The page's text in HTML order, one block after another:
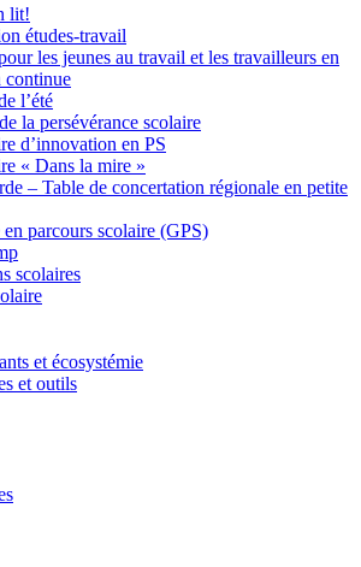
lit!
études-travail
les jeunes au travail et les travailleurs en
continue
l’été
la persévérance scolaire
d’innovation en PS
« Dans la mire »
– Table de concertation régionale en petite
parcours scolaire (GPS)
scolaires
et écosystémie
et outils